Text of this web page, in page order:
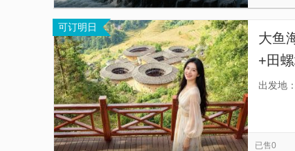
可订明日
大鱼
+田
旅行
出发地
已售0